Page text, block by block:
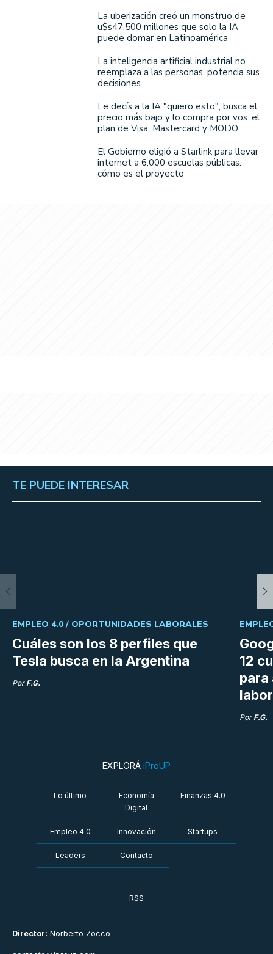
La uberización creó un monstruo de
u$s47.500 millones que solo la IA
puede domar en Latinoamérica
La inteligencia artificial industrial no
reemplaza a las personas, potencia sus
decisiones
Le decís a la IA "quiero esto", busca el
precio más bajo y lo compra por vos: el
plan de Visa, Mastercard y MODO
El Gobierno eligió a Starlink para llevar
internet a 6.000 escuelas públicas:
cómo es el proyecto
TE PUEDE INTERESAR
Cuáles son los 8 perfiles que
Tesla busca en la Argentina
EMPLEO 4.0 / OPORTUNIDADES LABORALES
Por F.G.
12
para
Por F.G.
Director: Norberto Zocco
EXPLORÁ iProUP
Lo último
Economía
Digital
Finanzas 4.0
Empleo 4.0 Innovación Startups
Leaders Contacto
RSS